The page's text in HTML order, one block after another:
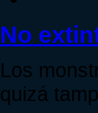
No
Los
quizá